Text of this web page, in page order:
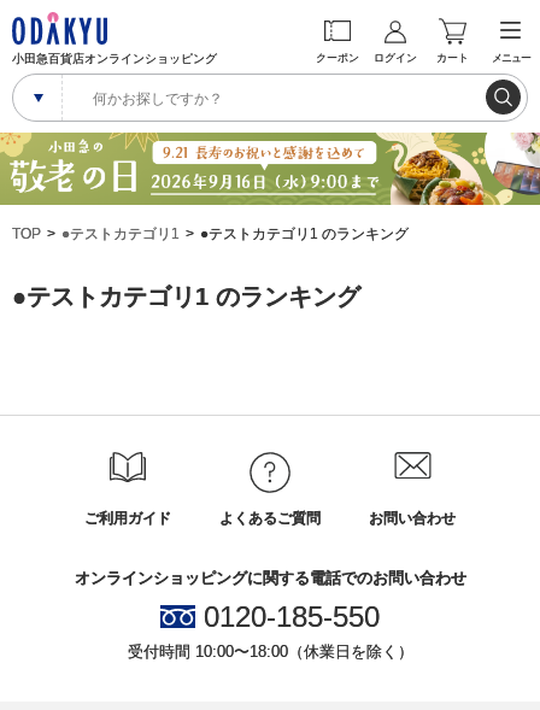
小田急百貨店オンラインショッピング クーポン ログイン カート メニュー
TOP ●テストカテゴリ1 ●テストカテゴリ1 のランキング
●テストカテゴリ1 のランキング
ご利用ガイド よくあるご質問 お問い合わせ
オンラインショッピングに関する電話でのお問い合わせ
0120-185-550
受付時間 10:00〜18:00（休業日を除く）